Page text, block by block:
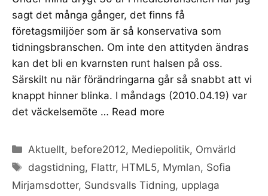
sagt det många gånger, det finns få
företagsmiljöer som är så konservativa som
tidningsbranschen. Om inte den attityden ändras
kan det bli en kvarnsten runt halsen på oss.
Särskilt nu när förändringarna går så snabbt att vi
knappt hinner blinka. I måndags (2010.04.19) var
det väckelsemöte … Read more
Categories
Aktuellt, before2012, Mediepolitik, Omvärld
Tags
dagstidning, Flattr, HTML5, Mymlan, Sofia
Mirjamsdotter, Sundsvalls Tidning, upplaga